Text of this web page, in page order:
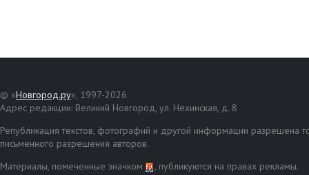
© «Новгород.ру», 1997-2026.
Адрес редакции: Великий Новгород, ул. Нехинская, д. 8
Републикация текстов, фотографий и другой информации разрешена
письменного разрешения авторов.
Материалы, помеченные значком
, публикуются на правах рекламы.